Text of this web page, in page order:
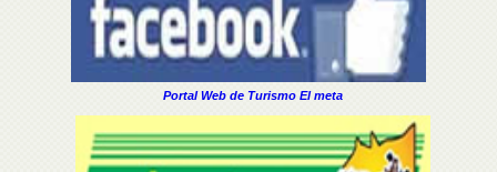
Portal Web de Turismo El meta